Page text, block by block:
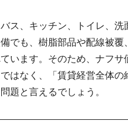
ス、キッチン、トイレ、洗
でも、樹脂部品や配線被覆
います。そのため、ナフサ
はなく、「賃貸経営全体の
題と言えるでしょう。